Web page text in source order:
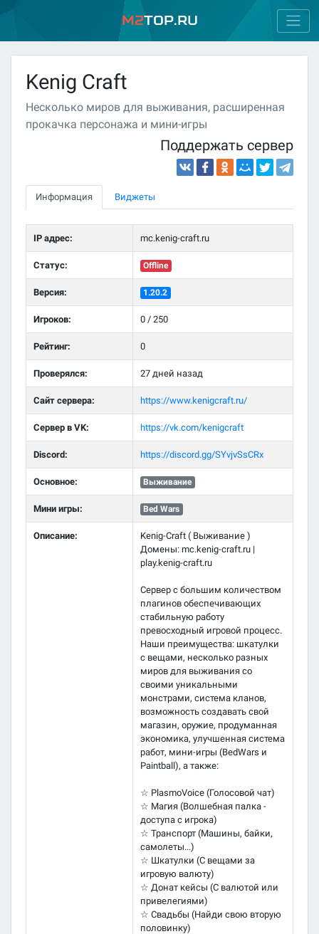
M2Top.ru
Kenig Craft
Несколько миров для выживания, расширенная
прокачка персонажа и мини-игры
Поддержать сервер
Информация Виджеты
IP адрес: mc.kenig-craft.ru
Статус: Offline
Версия: 1.20.2
Игроков: 0 / 250
Рейтинг: 0
Проверялся: 27 дней назад
Сайт сервера: https://www.kenigcraft.ru/
Сервер в VK: https://vk.com/kenigcraft
Discord: https://discord.gg/SYvjvSsCRx
Основное: Выживание
Мини игры: Bed Wars
Описание:
Kenig-Craft ( Выживание )
Домены: mc.kenig-craft.ru |
play.kenig-craft.ru
Сервер с большим количеством
плагинов обеспечивающих
стабильную работу
превосходный игровой процесс.
Наши преимущества: шкатулки
с вещами, несколько разных
миров для выживания со
своими уникальными
монстрами, система кланов,
возможность создавать свой
магазин, оружие, продуманная
экономика, улучшенная система
работ, мини-игры (BedWars и
Paintball), а также:
☆ PlasmoVoice (Голосовой чат)
☆ Магия (Волшебная палка -
доступа с игрокa)
☆ Транспорт (Машины, байки,
самолеты...)
☆ Шкатулки (С вещами за
игровую валюту)
☆ Донат кейсы (С валютой или
привелегиями)
☆ Свадьбы (Найди свою вторую
половинку)